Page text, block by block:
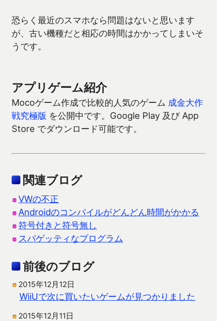
恐らく最近のスマホなら問題はないと思います
が、古い機種だと相応の時間はかかってしまいそ
うです。
アプリゲーム紹介
Mocoゲーム作成で比較的人気のゲーム 成金大作
戦究極版 を公開中です。Google Play 及び App
Store でダウンロード可能です。
関連ブログ
VWの不正
Androidのコンパイルがどんどん時間がかかる
符号付きと符号無し
スパゲッティなプログラム
前後のブログ
2015年12月12日
WiiUで次に買いたいゲームが見つかりました
2015年12月11日